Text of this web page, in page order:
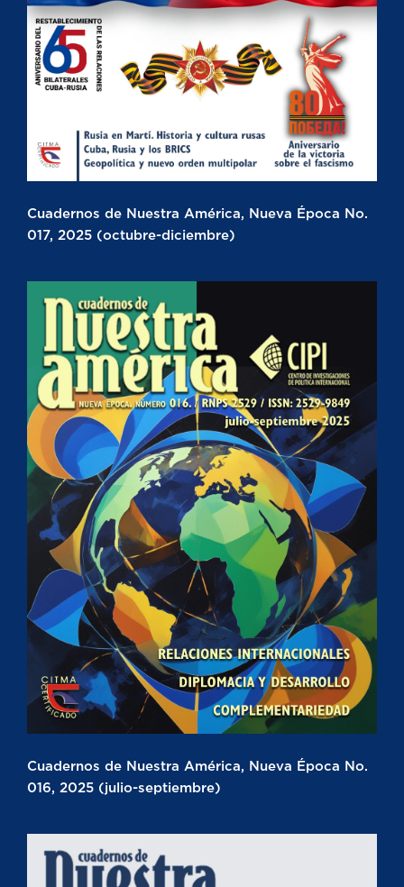
Cuadernos de Nuestra América, Nueva Época No.
017, 2025 (octubre-diciembre)
Cuadernos de Nuestra América, Nueva Época No.
016, 2025 (julio-septiembre)